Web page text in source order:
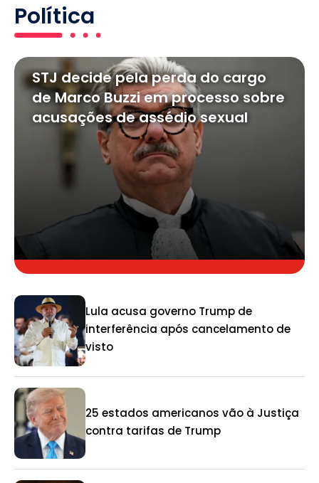
Política
STJ decide pela perda do cargo
de Marco Buzzi em processo sobre
acusações de assédio sexual
Lula acusa governo Trump de
interferência após cancelamento de
visto
25 estados americanos vão à Justiça
contra tarifas de Trump